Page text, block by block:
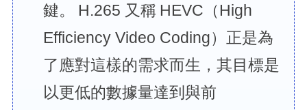
鍵。 H.265 又稱 HEVC（High
Efficiency Video Coding）正是為
了應對這樣的需求而生，其目標是
以更低的數據量達到與前